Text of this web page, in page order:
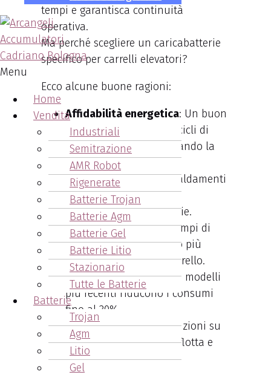
Menu
Home
Vendita
Industriali
Semitrazione
AMR Robot
Rigenerate
Batterie Trojan
Batterie Agm
Batterie Gel
Batterie Litio
Stazionario
Tutte le Batterie
Batterie
Trojan
Agm
Litio
Gel
tempi e garantisca continuità
operativa.
Ma perché scegliere un caricabatterie
specifico per carrelli elevatori?
Ecco alcune buone ragioni:
Affidabilità energetica: Un buon
caricabatterie assicura cicli di
carica ottimali, prolungando la
vita della batteria.
Sicurezza: Evita surriscaldamenti
e danni che possono
compromettere le batterie.
Efficienza operativa: Tempi di
carica ridotti significano più
tempo di utilizzo del carrello.
Risparmio energetico: I modelli
più recenti riducono i consumi
fino al 30%.
Personalizzazione: Soluzioni su
misura per ogni tipo di flotta e
impianto industriale.